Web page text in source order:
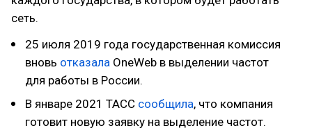
сеть.
25 июля 2019 года государственная комиссия
вновь отказала OneWeb в выделении частот
для работы в России.
В январе 2021 ТАСС сообщила, что компания
готовит новую заявку на выделение частот.